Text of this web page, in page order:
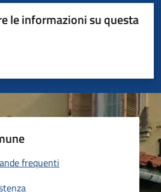
le informazioni su questa
stelle su 5
su 5
5
frequenti